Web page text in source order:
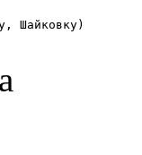
Шайковку)